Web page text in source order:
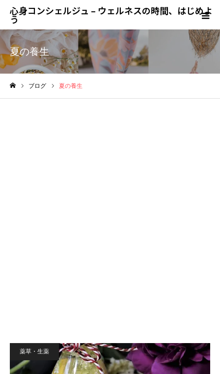
心身コンシェルジュ – ウェルネスの時間、はじめよ
う
夏の養生
ブログ 夏の養生
薬草・生薬